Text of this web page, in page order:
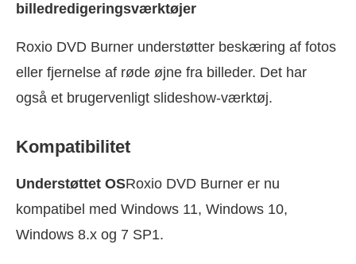
billedredigeringsværktøjer
Roxio DVD Burner understøtter beskæring af fotos
eller fjernelse af røde øjne fra billeder. Det har
også et brugervenligt slideshow-værktøj.
Kompatibilitet
Understøttet OSRoxio DVD Burner er nu
kompatibel med Windows 11, Windows 10,
Windows 8.x og 7 SP1.